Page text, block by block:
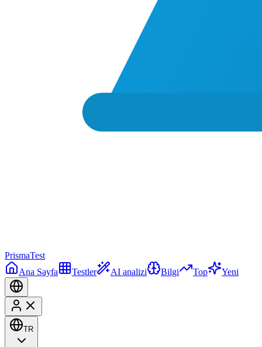
PrismaTest
Ana Sayfa
Testler AI analizi Bilgi Top Yeni
TR